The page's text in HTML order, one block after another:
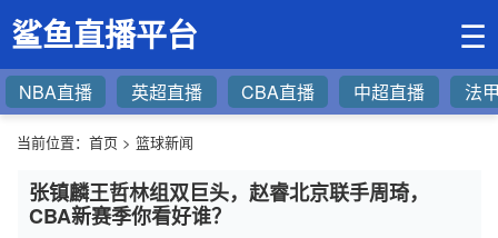
鲨鱼直播平台 ☰
NBA直播 英超直播 CBA直播 中超直播 法
当前位置： 首页 > 篮球新闻
张镇麟王哲林组双巨头，赵睿北京联手周琦，
CBA新赛季你看好谁？